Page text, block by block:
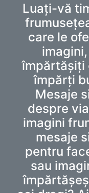
Luați-vă
care le
împărtășiți
împărți
Mesaje
despre
imagini
mesaje
pentru
sau